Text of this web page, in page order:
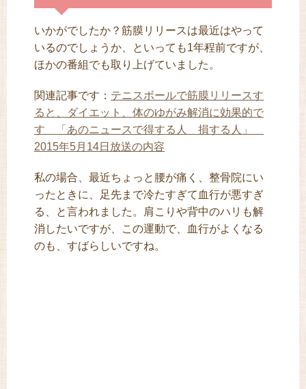
いかがでしたか？筋膜リリースは最近はやって
いるのでしょうか、といっても1年程前ですが、
ほかの番組でも取り上げていました。
関連記事です： テニスボールで筋膜リリースす
ると、ダイエット、体のゆがみ解消に効果的で
す 「あのニュースで得する人 損する人」
2015年5月14日放送の内容
私の場合、最近ちょっと腰が痛く、整骨院にい
ったときに、足先まで冷たすぎて血行が悪すぎ
る、と言われました。肩こりや背中のハリも解
消したいですが、この運動で、血行がよくなる
のも、すばらしいですね。